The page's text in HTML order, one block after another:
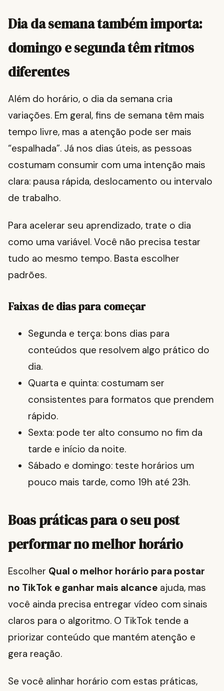
Dia da semana também importa:
domingo e segunda têm ritmos
diferentes
Além do horário, o dia da semana cria
variações. Em geral, fins de semana têm mais
tempo livre, mas a atenção pode ser mais
“espalhada”. Já nos dias úteis, as pessoas
costumam consumir com uma intenção mais
clara: pausa rápida, deslocamento ou intervalo
de trabalho.
Para acelerar seu aprendizado, trate o dia
como uma variável. Você não precisa testar
tudo ao mesmo tempo. Basta escolher
padrões.
Faixas de dias para começar
Segunda e terça: bons dias para
conteúdos que resolvem algo prático do
dia.
Quarta e quinta: costumam ser
consistentes para formatos que prendem
rápido.
Sexta: pode ter alto consumo no fim da
tarde e início da noite.
Sábado e domingo: teste horários um
pouco mais tarde, como 19h até 23h.
Boas práticas para o seu post
performar no melhor horário
Escolher Qual o melhor horário para postar
no TikTok e ganhar mais alcance ajuda, mas
você ainda precisa entregar vídeo com sinais
claros para o algoritmo. O TikTok tende a
priorizar conteúdo que mantém atenção e
gera reação.
Se você alinhar horário com estas práticas,